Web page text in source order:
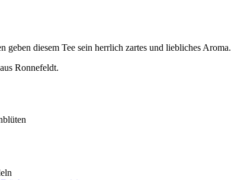
geben diesem Tee sein herrlich zartes und liebliches Aroma.
Ronnefeldt.